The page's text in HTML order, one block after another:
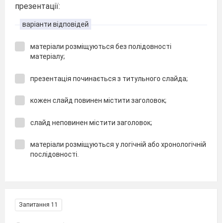
презентації:
варіанти відповідей
матеріали розміщуються без полідовності
матеріалу;
презентація починається з титульного слайда;
кожен слайд повинен містити заголовок;
слайд неповинен містити заголовок;
матеріали розміщуються у логічній або хронологічній
послідовності.
Запитання 11